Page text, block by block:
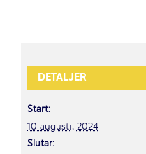
DETALJER
Start:
10 augusti, 2024
Slutar: